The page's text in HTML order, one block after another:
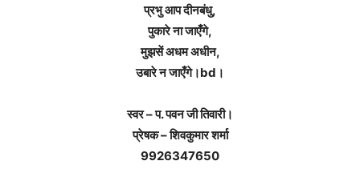
प्रभु आप दीनबंधु,
पुकारे ना जाएँगे,
मुझसें अधम अधीन,
उबारे न जाएँगे।bd।
स्वर – प. पवन जी तिवारी।
प्रेषक – शिवकुमार शर्मा
9926347650